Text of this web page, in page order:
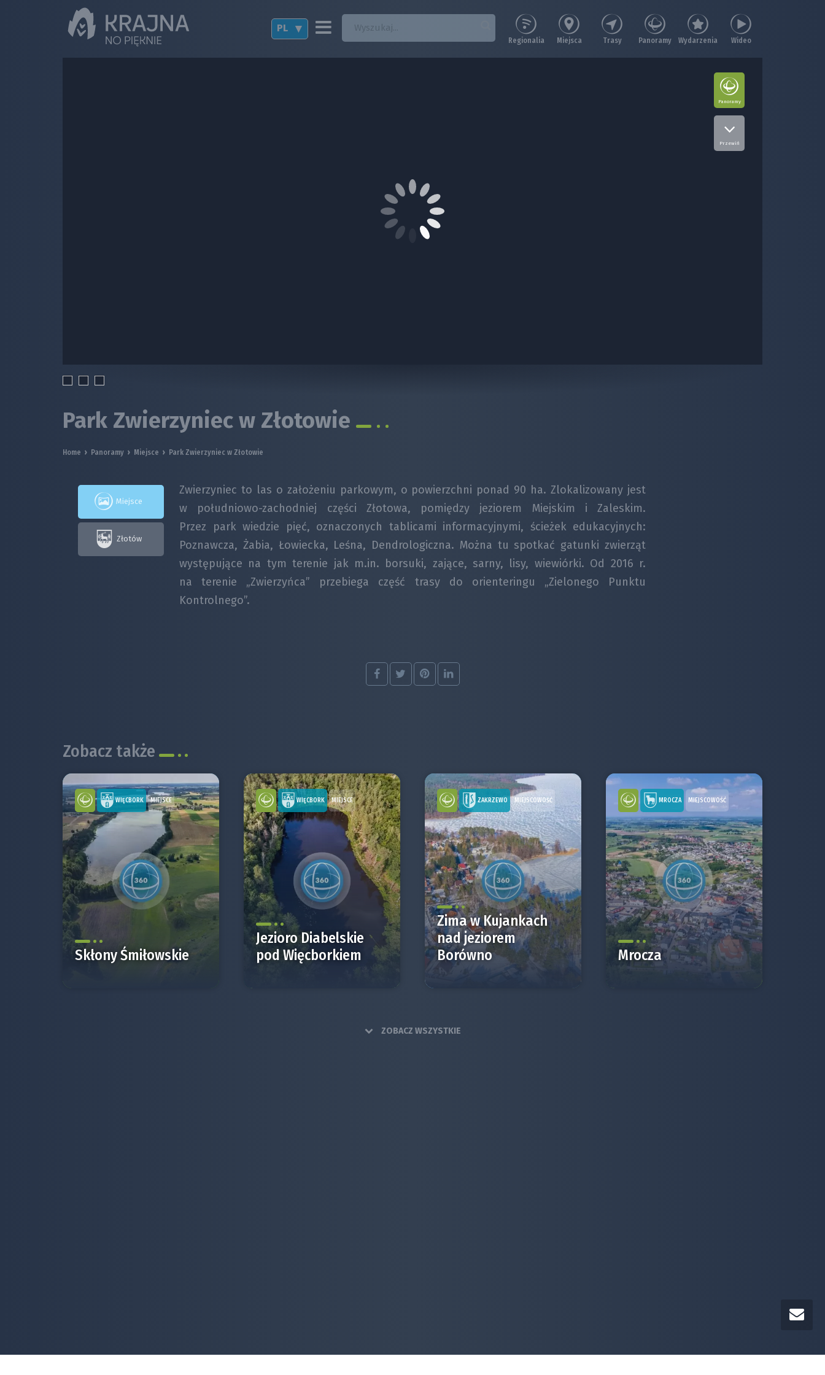
PL
Regionalia Miejsca Trasy Panoramy Wydarzenia Wideo
Panoramy
Przewiń
Park Zwierzyniec w Złotowie
Home › Panoramy › Miejsce › Park Zwierzyniec w Złotowie
Miejsce
Złotów
Zwierzyniec to las o założeniu parkowym, o powierzchni ponad 90 ha. Zlokalizowany jest
w południowo-zachodniej części Złotowa, pomiędzy jeziorem Miejskim i Zaleskim.
Przez park wiedzie pięć, oznaczonych tablicami informacyjnymi, ścieżek edukacyjnych:
Poznawcza, Żabia, Łowiecka, Leśna, Dendrologiczna. Można tu spotkać gatunki zwierząt
występujące na tym terenie jak m.in. borsuki, zające, sarny, lisy, wiewiórki. Od 2016 r.
na terenie „Zwierzyńca” przebiega część trasy do orienteringu „Zielonego Punktu
Kontrolnego”.
Zobacz także
WIĘCBORK MIEJSCE
Skłony Śmiłowskie
WIĘCBORK MIEJSCE
Jezioro Diabelskie
pod Więcborkiem
ZAKRZEWO MIEJSCOWOŚĆ
Zima w Kujankach
nad jeziorem
Borówno
MROCZA MIEJSCOWOŚĆ
Mrocza
ZOBACZ WSZYSTKIE